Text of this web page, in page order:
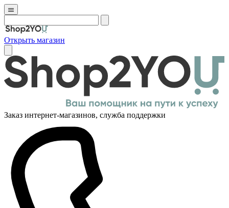
Открыть магазин
Заказ интернет-магазинов, служба поддержки